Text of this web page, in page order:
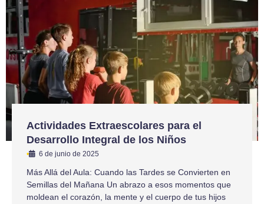
Actividades Extraescolares para el
Desarrollo Integral de los Niños
• 6 de junio de 2025
Más Allá del Aula: Cuando las Tardes se Convierten en
Semillas del Mañana Un abrazo a esos momentos que
moldean el corazón, la mente y el cuerpo de tus hijos